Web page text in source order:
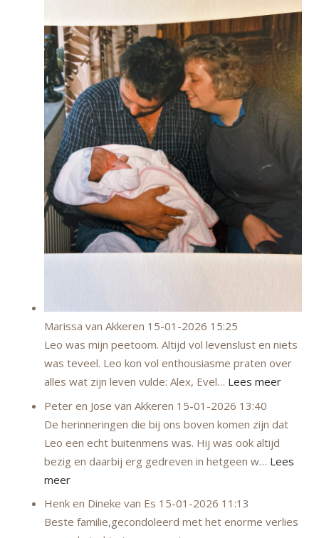
Marissa van Akkeren 15-01-2026 15:25
Leo was mijn peetoom. Altijd vol levenslust en niets
was teveel. Leo kon vol enthousiasme praten over
alles wat zijn leven vulde: Alex, Evel… Lees meer
Peter en Jose van Akkeren 15-01-2026 13:40
De herinneringen die bij ons boven komen zijn dat
Leo een echt buitenmens was. Hij was ook altijd
bezig en daarbij erg gedreven in hetgeen w… Lees
meer
Henk en Dineke van Es 15-01-2026 11:13
Beste familie,gecondoleerd met het enorme verlies